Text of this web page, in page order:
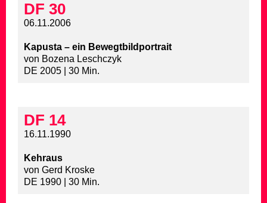
DF 30
06.11.2006
Kapusta – ein Bewegtbildportrait
von Bozena Leschczyk
DE 2005 | 30 Min.
DF 14
16.11.1990
Kehraus
von Gerd Kroske
DE 1990 | 30 Min.